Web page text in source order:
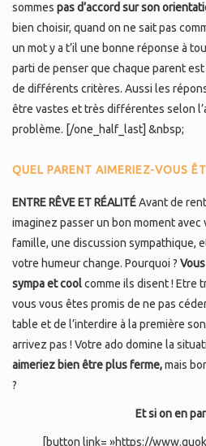
sommes pas d’accord sur son
bien choisir, quand on ne sait pas
un mot y a t’il une bonne réponse à
parti de penser que chaque parent
de différents critères. Aussi les
être vastes et très différentes selon
problème. [/one_half_last] &nbsp;
QUEL PARENT AIMERIEZ-VOUS
ENTRE RÊVE ET RÉALITÉAvant de
imaginez passer un bon moment
famille, une discussion sympathique,
votre humeur change. Pourquoi ?
sympa et coolcomme ils disent ! Etre
vous vous êtes promis de ne pas
table et de l’interdire à la première
arrivez pas ! Votre ado domine la
aimeriez bien être plus ferme,mais
?
Et si on en
[button link= »https://